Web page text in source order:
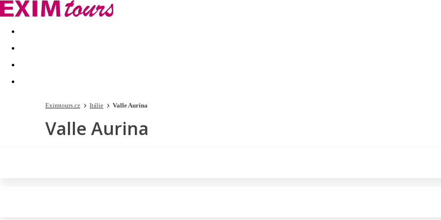
Akční nabídky Last minute
Eximtours.cz Itálie Valle Aurina
Valle Aurina